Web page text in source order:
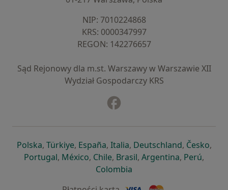
NIP: ⁠7010224868
KRS: ⁠0000347997
REGON: ⁠142276657
Sąd Rejonowy dla m.st. Warszawy w Warszawie XII
Wydział Gospodarczy KRS
Polskaotwiera się w nowej karcie
, Türkiyeotwiera się w nowej karcie
, Españaotwiera się w nowej karcie
, Italiaotwiera się w nowej
, Deutschlandotwiera się
, Česko,
Portugalotwiera się w nowej karcie
, Méxicootwiera się w nowej karcie
, Chileotwiera się w nowej karcie
, Brasilotwiera się w nowej
, Argentinaotwiera się
, Perú,
Colombia